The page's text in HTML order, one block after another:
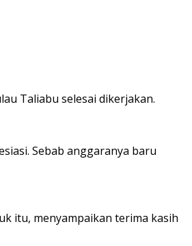
Taliabu selesai dikerjakan.
Sebab anggaranya baru
itu, menyampaikan terima kasih